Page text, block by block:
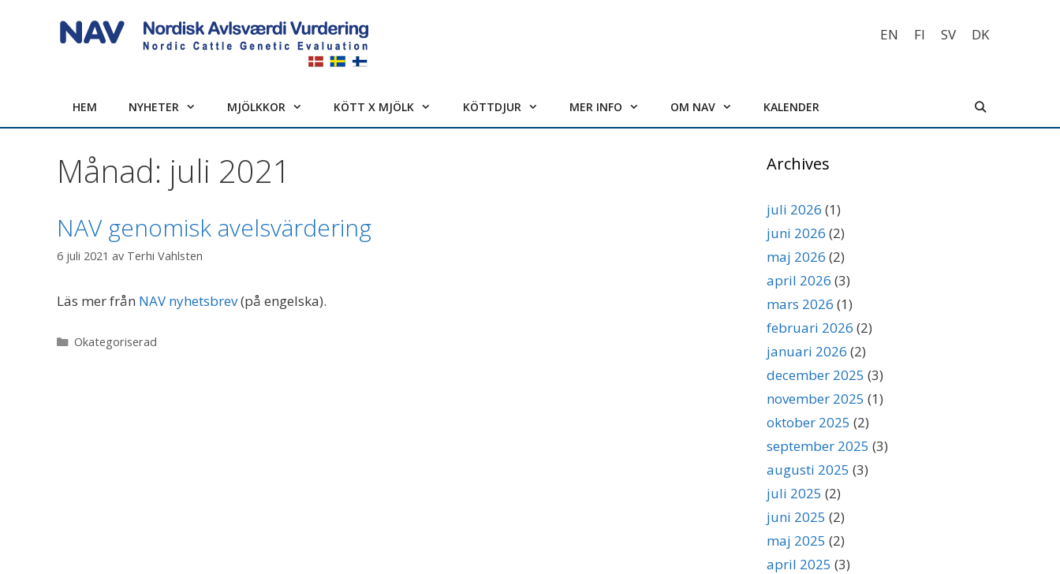
EN FI SV DK
HEM NYHETER MJÖLKKOR KÖTT X MJÖLK KÖTTDJUR MER INFO OM NAV KALENDER
Månad: juli 2021
NAV genomisk avelsvärdering
6 juli 2021 av Terhi Vahlsten
Läs mer från NAV nyhetsbrev(på engelska).
Kategorier
Okategoriserad
Archives
juli 2026 (1)
juni 2026 (2)
maj 2026 (2)
april 2026 (3)
mars 2026 (1)
februari 2026 (2)
januari 2026 (2)
december 2025 (3)
november 2025 (1)
oktober 2025 (2)
september 2025 (3)
augusti 2025 (3)
juli 2025 (2)
juni 2025 (2)
maj 2025 (2)
april 2025 (3)